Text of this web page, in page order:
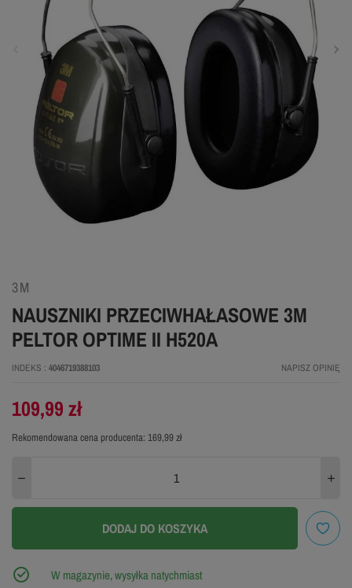
3M
NAUSZNIKI PRZECIWHAŁASOWE 3M
PELTOR OPTIME II H520A
INDEKS 4046719388103 NAPISZ OPINIĘ
Rekomendowana cena producenta: 169,99 zł
109,99 zł
DODAJ DO KOSZYKA
W magazynie, wysyłka natychmiast